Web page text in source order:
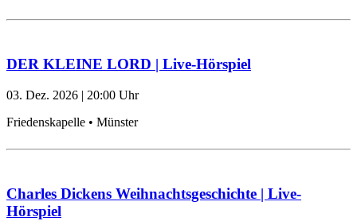
DER KLEINE LORD | Live-Hörspiel
03. Dez. 2026 | 20:00 Uhr
Friedenskapelle • Münster
Charles Dickens Weihnachtsgeschichte | Live-
Hörspiel